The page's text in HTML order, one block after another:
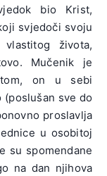
bio Krist,
svjedoči svoju
života,
Mučenik je
on u sebi
sve do
proslavlja
u osobitoj
su spomendane
na dan njihova